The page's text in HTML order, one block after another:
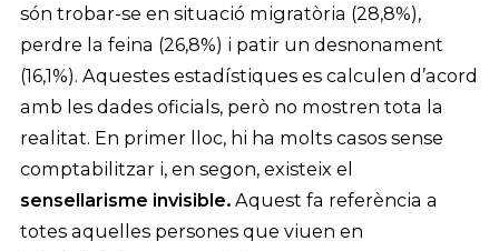
són trobar-se en situació migratòria (28,8%),
perdre la feina (26,8%) i patir un desnonament
(16,1%). Aquestes estadístiques es calculen d’acord
amb les dades oficials, però no mostren tota la
realitat. En primer lloc, hi ha molts casos sense
comptabilitzar i, en segon, existeix el
sensellarisme invisible. Aquest fa referència a
totes aquelles persones que viuen en